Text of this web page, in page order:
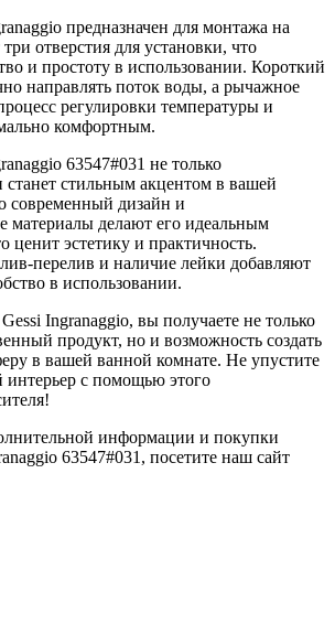
предназначен для монтажа на
отверстия для установки, что
и простоту в использовании. Короткий
направлять поток воды, а рычажное
регулировки температуры и
комфортным.
63547#031 не только
стильным акцентом в вашей
современный дизайн и
материалы делают его идеальным
ценит эстетику и практичность.
перелив и наличие лейки добавляют
в использовании.
Ingranaggio, вы получаете не только
продукт, но и возможность создать
в вашей ванной комнате. Не упустите
интерьер с помощью этого
информации и покупки
63547#031, посетите наш сайт